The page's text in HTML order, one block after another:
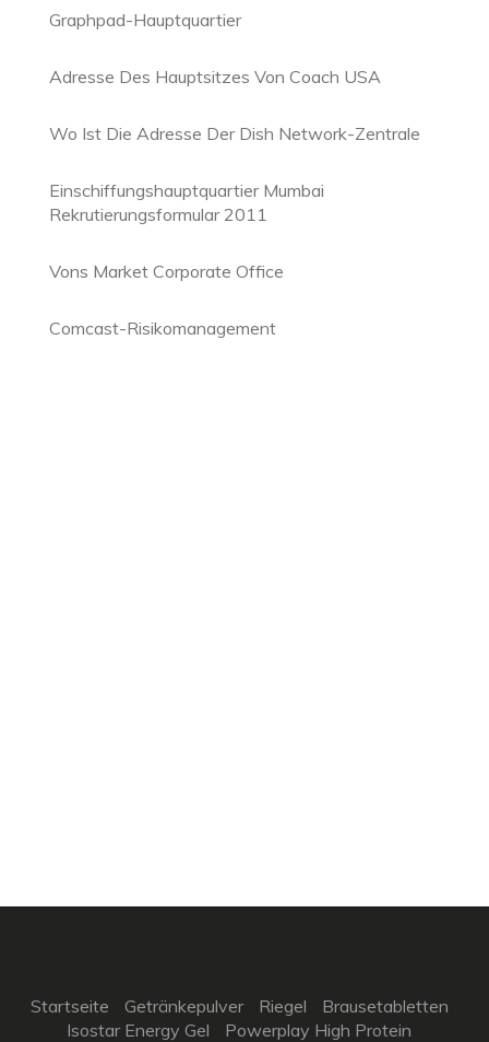
Graphpad-Hauptquartier
Adresse Des Hauptsitzes Von Coach USA
Wo Ist Die Adresse Der Dish Network-Zentrale
Einschiffungshauptquartier Mumbai
Rekrutierungsformular 2011
Vons Market Corporate Office
Comcast-Risikomanagement
Startseite Getränkepulver Riegel
Brausetabletten
Isostar Energy Gel
Powerplay High Protein